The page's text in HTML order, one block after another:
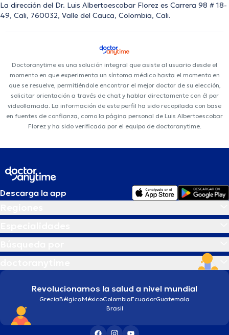
La dirección del Dr. Luis Albertoescobar Florez es Carrera 98 # 18-
49, Cali, 760032, Valle del Cauca, Colombia, Cali.
Doctoranytime es una solución integral que asiste al usuario desde el
momento en que experimenta un síntoma médico hasta el momento en
que se resuelve, permitiéndole encontrar el mejor doctor de su elección,
solicitar orientación a través de chat y hablar directamente con él por
videollamada. La información de este perfil ha sido recopilada con base
en fuentes de confianza, como la página personal de Luis Albertoescobar
Florez y ha sido verificada por el equipo de doctoranytime.
Descarga la app
Revolucionamos la salud a nivel mundial
GreciaBélgicaMéxicoColombiaEcuadorGuatemala
Brasil